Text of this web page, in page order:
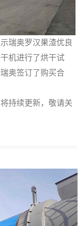
瑞奥罗汉果渣优良
机进行了烘干试
奥签订了购买合
持续更新，敬请关